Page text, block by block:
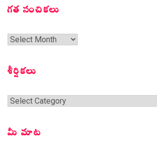
గత సంచికలు
గత
శీర్షికలు
శీర్షికలు
మీ మాట